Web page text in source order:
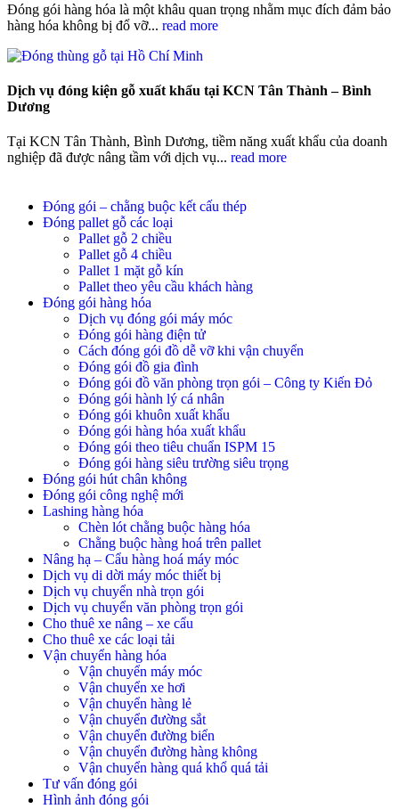
Đóng gói hàng hóa là một khâu quan trọng nhằm mục đích đảm bảo
hàng hóa không bị đổ vỡ... read more
Dịch vụ đóng kiện gỗ xuất khẩu tại KCN Tân Thành – Bình
Dương
Tại KCN Tân Thành, Bình Dương, tiềm năng xuất khẩu của doanh
nghiệp đã được nâng tầm với dịch vụ... read more
Đóng gói – chằng buộc kết cấu thép
Đóng pallet gỗ các loại
Pallet gỗ 2 chiều
Pallet gỗ 4 chiều
Pallet 1 mặt gỗ kín
Pallet theo yêu cầu khách hàng
Đóng gói hàng hóa
Dịch vụ đóng gói máy móc
Đóng gói hàng điện tử
Cách đóng gói đồ dễ vỡ khi vận chuyển
Đóng gói đồ gia đình
Đóng gói đồ văn phòng trọn gói – Công ty Kiến Đỏ
Đóng gói hành lý cá nhân
Đóng gói khuôn xuất khẩu
Đóng gói hàng hóa xuất khẩu
Đóng gói theo tiêu chuẩn ISPM 15
Đóng gói hàng siêu trường siêu trọng
Đóng gói hút chân không
Đóng gói công nghệ mới
Lashing hàng hóa
Chèn lót chằng buộc hàng hóa
Chằng buộc hàng hoá trên pallet
Nâng hạ – Cẩu hàng hoá máy móc
Dịch vụ di dời máy móc thiết bị
Dịch vụ chuyển nhà trọn gói
Dịch vụ chuyển văn phòng trọn gói
Cho thuê xe nâng – xe cẩu
Cho thuê xe các loại tải
Vận chuyển hàng hóa
Vận chuyển máy móc
Vận chuyển xe hơi
Vận chuyển hàng lẻ
Vận chuyển đường sắt
Vận chuyển đường biển
Vận chuyển đường hàng không
Vận chuyển hàng quá khổ quá tải
Tư vấn đóng gói
Hình ảnh đóng gói